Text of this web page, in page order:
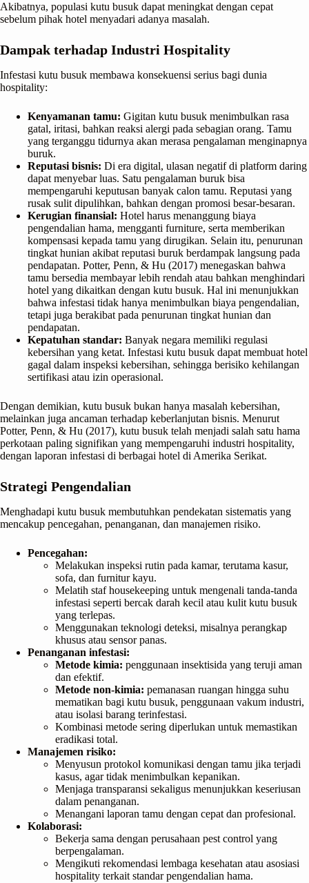
Akibatnya, populasi kutu busuk dapat meningkat dengan cepat
sebelum pihak hotel menyadari adanya masalah.
Dampak terhadap Industri Hospitality
Infestasi kutu busuk membawa konsekuensi serius bagi dunia
hospitality:
Kenyamanan tamu: Gigitan kutu busuk menimbulkan rasa
gatal, iritasi, bahkan reaksi alergi pada sebagian orang. Tamu
yang terganggu tidurnya akan merasa pengalaman menginapnya
buruk.
Reputasi bisnis: Di era digital, ulasan negatif di platform daring
dapat menyebar luas. Satu pengalaman buruk bisa
mempengaruhi keputusan banyak calon tamu. Reputasi yang
rusak sulit dipulihkan, bahkan dengan promosi besar-besaran.
Kerugian finansial: Hotel harus menanggung biaya
pengendalian hama, mengganti furniture, serta memberikan
kompensasi kepada tamu yang dirugikan. Selain itu, penurunan
tingkat hunian akibat reputasi buruk berdampak langsung pada
pendapatan. Potter, Penn, & Hu (2017) menegaskan bahwa
tamu bersedia membayar lebih rendah atau bahkan menghindari
hotel yang dikaitkan dengan kutu busuk. Hal ini menunjukkan
bahwa infestasi tidak hanya menimbulkan biaya pengendalian,
tetapi juga berakibat pada penurunan tingkat hunian dan
pendapatan.
Kepatuhan standar: Banyak negara memiliki regulasi
kebersihan yang ketat. Infestasi kutu busuk dapat membuat hotel
gagal dalam inspeksi kebersihan, sehingga berisiko kehilangan
sertifikasi atau izin operasional.
Dengan demikian, kutu busuk bukan hanya masalah kebersihan,
melainkan juga ancaman terhadap keberlanjutan bisnis. Menurut
Potter, Penn, & Hu (2017), kutu busuk telah menjadi salah satu hama
perkotaan paling signifikan yang mempengaruhi industri hospitality,
dengan laporan infestasi di berbagai hotel di Amerika Serikat.
Strategi Pengendalian
Menghadapi kutu busuk membutuhkan pendekatan sistematis yang
mencakup pencegahan, penanganan, dan manajemen risiko.
Pencegahan:
Melakukan inspeksi rutin pada kamar, terutama kasur,
sofa, dan furnitur kayu.
Melatih staf housekeeping untuk mengenali tanda-tanda
infestasi seperti bercak darah kecil atau kulit kutu busuk
yang terlepas.
Menggunakan teknologi deteksi, misalnya perangkap
khusus atau sensor panas.
Penanganan infestasi:
Metode kimia: penggunaan insektisida yang teruji aman
dan efektif.
Metode non-kimia: pemanasan ruangan hingga suhu
mematikan bagi kutu busuk, penggunaan vakum industri,
atau isolasi barang terinfestasi.
Kombinasi metode sering diperlukan untuk memastikan
eradikasi total.
Manajemen risiko:
Menyusun protokol komunikasi dengan tamu jika terjadi
kasus, agar tidak menimbulkan kepanikan.
Menjaga transparansi sekaligus menunjukkan keseriusan
dalam penanganan.
Menangani laporan tamu dengan cepat dan profesional.
Kolaborasi:
Bekerja sama dengan perusahaan pest control yang
berpengalaman.
Mengikuti rekomendasi lembaga kesehatan atau asosiasi
hospitality terkait standar pengendalian hama.